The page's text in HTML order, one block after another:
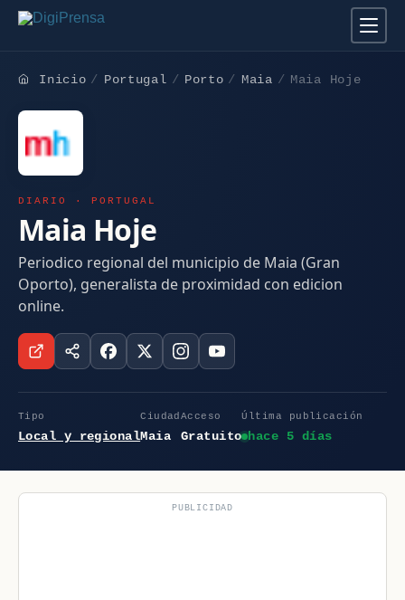
Inicio Portugal Porto Maia Maia Hoje
DIARIO · PORTUGAL
Maia Hoje
Periodico regional del municipio de Maia (Gran
Oporto), generalista de proximidad con edicion
online.
Tipo
Local y regional
Ciudad
Maia
Acceso
Gratuito
Última publicación
hace 5 días
PUBLICIDAD